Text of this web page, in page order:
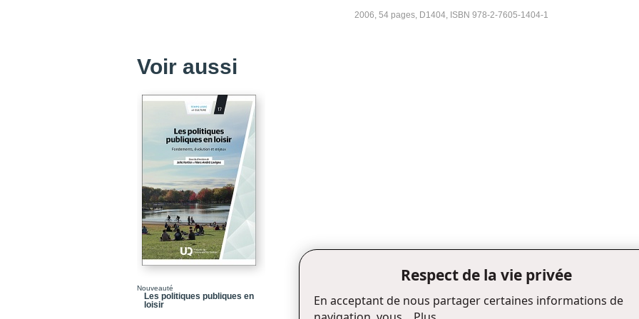
2006, 54 pages, D1404, ISBN 978-2-7605-1404-1
Voir aussi
Nouveauté
Les politiques publiques en
loisir
Respect de la vie privée
En acceptant de nous partager certaines informations de